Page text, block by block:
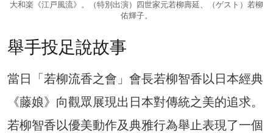
大和楽《江戸風流》。（特別出演）四世家元若柳壽延、（ゲスト）若柳
佑輝子。
舉手投足說故事
當日「若柳流香之會」會長若柳智香以日本經典
《藤娘》向觀眾展現出日本對傳統之美的追求。
若柳智香以優美動作及典雅行為舉止表現了一個